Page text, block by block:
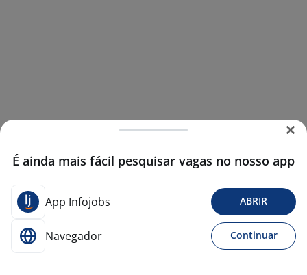
É ainda mais fácil pesquisar vagas no nosso app
App Infojobs ABRIR
Navegador Continuar